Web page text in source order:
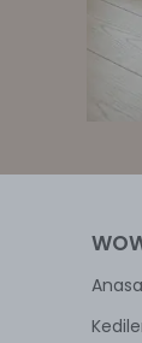
Tasarım